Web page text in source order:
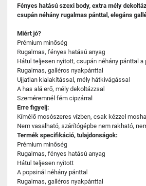
Fényes hatású szexi body, extra mély
csupán néhány rugalmas pánttal, elegáns
Miért jó?
Prémium minőség
Rugalmas, fényes hatású anyag
Hátul teljesen nyitott, csupán néhány pánttal a
Rugalmas, galléros nyakpánttal
Ujjatlan kialakítással, mély hátkivágással
A has alá erő, mély dekoltázzsal
Szeméremnél fém cipzárral
Erre figyelj:
Kímélő mosószeres vízben, csak kézzel
Nem vasalható, szárítógépbe nem rakható,
Termék specifikáció, tulajdonságok:
Prémium minőség
Rugalmas, fényes hatású anyag
Hátul teljesen nyitott
A popsinál néhány pánttal
Rugalmas, galléros nyakpánttal